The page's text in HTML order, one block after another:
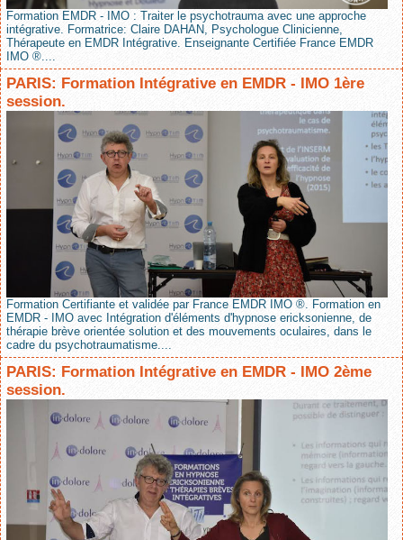
Formation EMDR - IMO : Traiter le psychotrauma avec une approche
intégrative. Formatrice: Claire DAHAN, Psychologue Clinicienne,
Thérapeute en EMDR Intégrative. Enseignante Certifiée France EMDR
IMO ®....
PARIS: Formation Intégrative en EMDR - IMO 1ère
session.
Formation Certifiante et validée par France EMDR IMO ®. Formation en
EMDR - IMO avec Intégration d'éléments d'hypnose ericksonienne, de
thérapie brève orientée solution et des mouvements oculaires, dans le
cadre du psychotraumatisme....
PARIS: Formation Intégrative en EMDR - IMO 2ème
session.